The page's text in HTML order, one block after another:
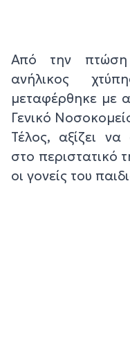
Από την
ανήλικος
μεταφέρθηκε με
Γενικό
Τέλος, αξίζει
στο περιστατικό
οι γονείς του